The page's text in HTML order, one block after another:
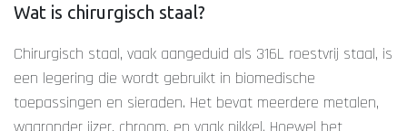
Wat is chirurgisch staal?
Chirurgisch staal, vaak aangeduid als 316L roestvrij staal, is
een legering die wordt gebruikt in biomedische
toepassingen en sieraden. Het bevat meerdere metalen,
waaronder ijzer, chroom, en vaak nikkel. Hoewel het